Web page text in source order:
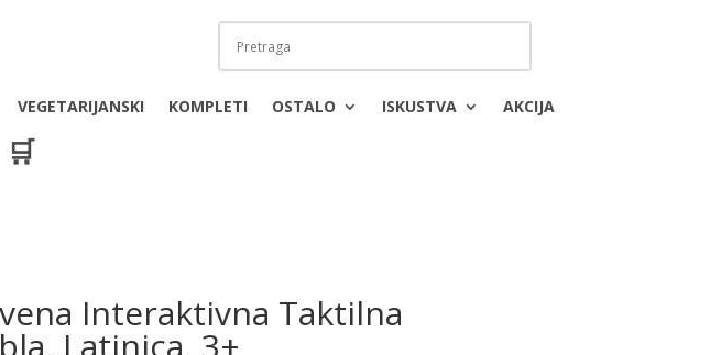
VEGETARIJANSKI KOMPLETI OSTALO ISKUSTVA
AKCIJA
🛒
Interaktivna Taktilna
Latinica, 3+